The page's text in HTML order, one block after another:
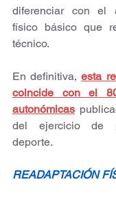
diferenciar con el
físico básico que
técnico.
En definitiva, esta
coincide con el
autonómicas
del ejercicio de
deporte.
READAPTACIÓN